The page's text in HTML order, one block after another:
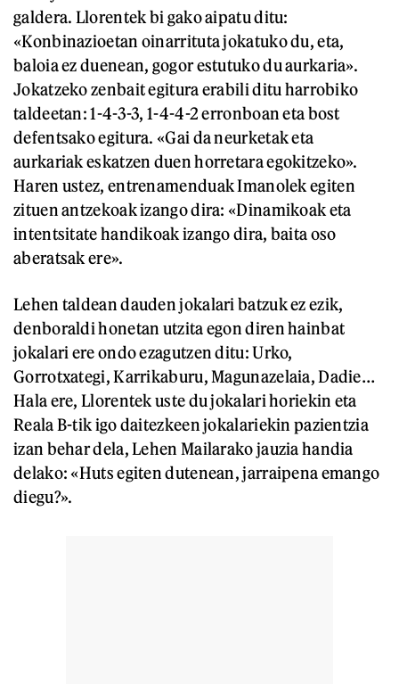
galdera. Llorentek bi gako aipatu ditu:
«Konbinazioetan oinarrituta jokatuko du, eta,
baloia ez duenean, gogor estutuko du aurkaria».
Jokatzeko zenbait egitura erabili ditu harrobiko
taldeetan: 1-4-3-3, 1-4-4-2 erronboan eta bost
defentsako egitura. «Gai da neurketak eta
aurkariak eskatzen duen horretara egokitzeko».
Haren ustez, entrenamenduak Imanolek egiten
zituen antzekoak izango dira: «Dinamikoak eta
intentsitate handikoak izango dira, baita oso
aberatsak ere».
Lehen taldean dauden jokalari batzuk ez ezik,
denboraldi honetan utzita egon diren hainbat
jokalari ere ondo ezagutzen ditu: Urko,
Gorrotxategi, Karrikaburu, Magunazelaia, Dadie…
Hala ere, Llorentek uste du jokalari horiekin eta
Reala B-tik igo daitezkeen jokalariekin pazientzia
izan behar dela, Lehen Mailarako jauzia handia
delako: «Huts egiten dutenean, jarraipena emango
diegu?».